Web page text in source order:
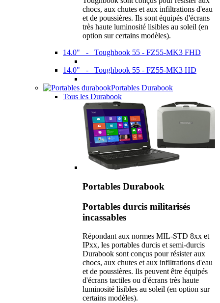
chocs, aux chutes et aux infiltrations d'eau
et de poussières. Ils sont équipés d'écrans
très haute luminosité lisibles au soleil (en
option sur certains modèles).
14.0" - Toughbook 55 - FZ55-MK3 FHD
14.0" - Toughbook 55 - FZ55-MK3 HD
Portables Durabook
Tous les Durabook
Portables Durabook
Portables durcis militarisés
incassables
Répondant aux normes MIL-STD 8xx et
IPxx, les portables durcis et semi-durcis
Durabook sont conçus pour résister aux
chocs, aux chutes et aux infiltrations d'eau
et de poussières. Ils peuvent être équipés
d'écrans tactiles ou d'écrans très haute
luminosité lisibles au soleil (en option sur
certains modèles).